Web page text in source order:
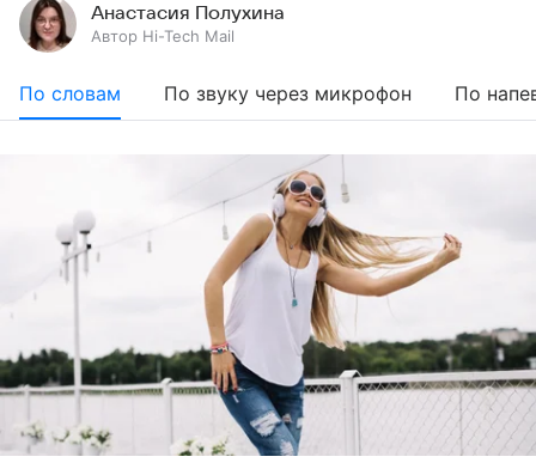
Анастасия Полухина
Автор Hi-Tech Mail
По словам По звуку через микрофон По